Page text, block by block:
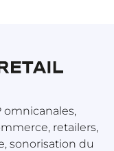
retailers,
sonorisation du